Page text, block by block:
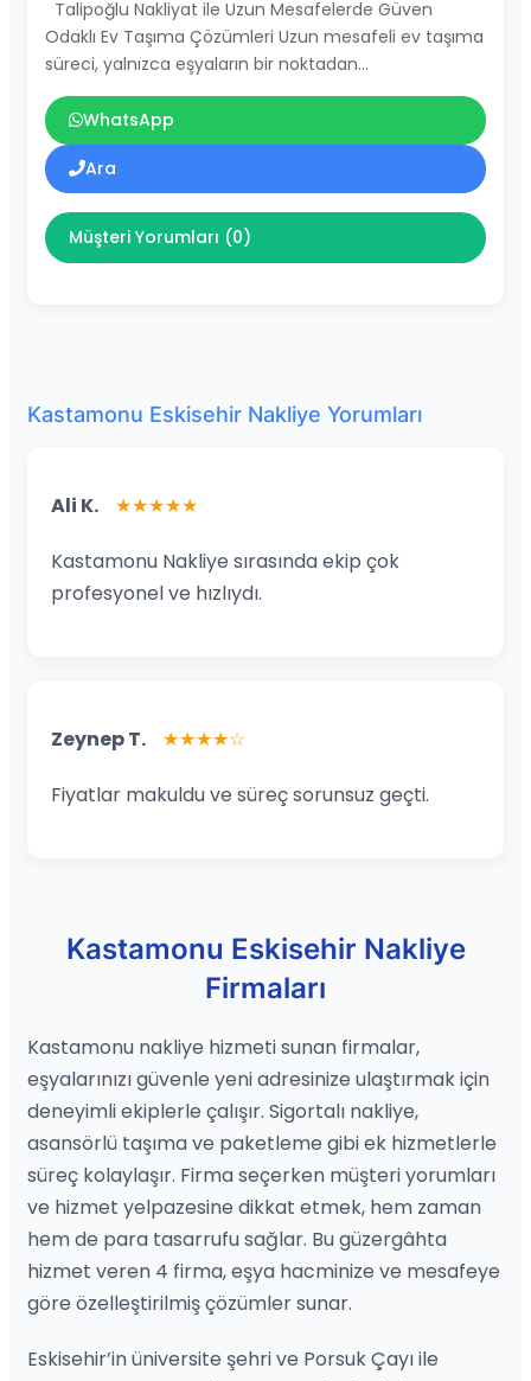
Talipoğlu Nakliyat ile Uzun Mesafelerde Güven
Odaklı Ev Taşıma Çözümleri Uzun mesafeli ev taşıma
süreci, yalnızca eşyaların bir noktadan…
WhatsApp
Ara
Müşteri Yorumları (0)
Kastamonu Eskisehir Nakliye Yorumları
Ali K. ★★★★★
Kastamonu Nakliye sırasında ekip çok
profesyonel ve hızlıydı.
Zeynep T. ★★★★☆
Fiyatlar makuldu ve süreç sorunsuz geçti.
Kastamonu Eskisehir Nakliye
Firmaları
Kastamonu nakliye hizmeti sunan firmalar,
eşyalarınızı güvenle yeni adresinize ulaştırmak için
deneyimli ekiplerle çalışır. Sigortalı nakliye,
asansörlü taşıma ve paketleme gibi ek hizmetlerle
süreç kolaylaşır. Firma seçerken müşteri yorumları
ve hizmet yelpazesine dikkat etmek, hem zaman
hem de para tasarrufu sağlar. Bu güzergâhta
hizmet veren 4 firma, eşya hacminize ve mesafeye
göre özelleştirilmiş çözümler sunar.
Eskisehir’in üniversite şehri ve Porsuk Çayı ile